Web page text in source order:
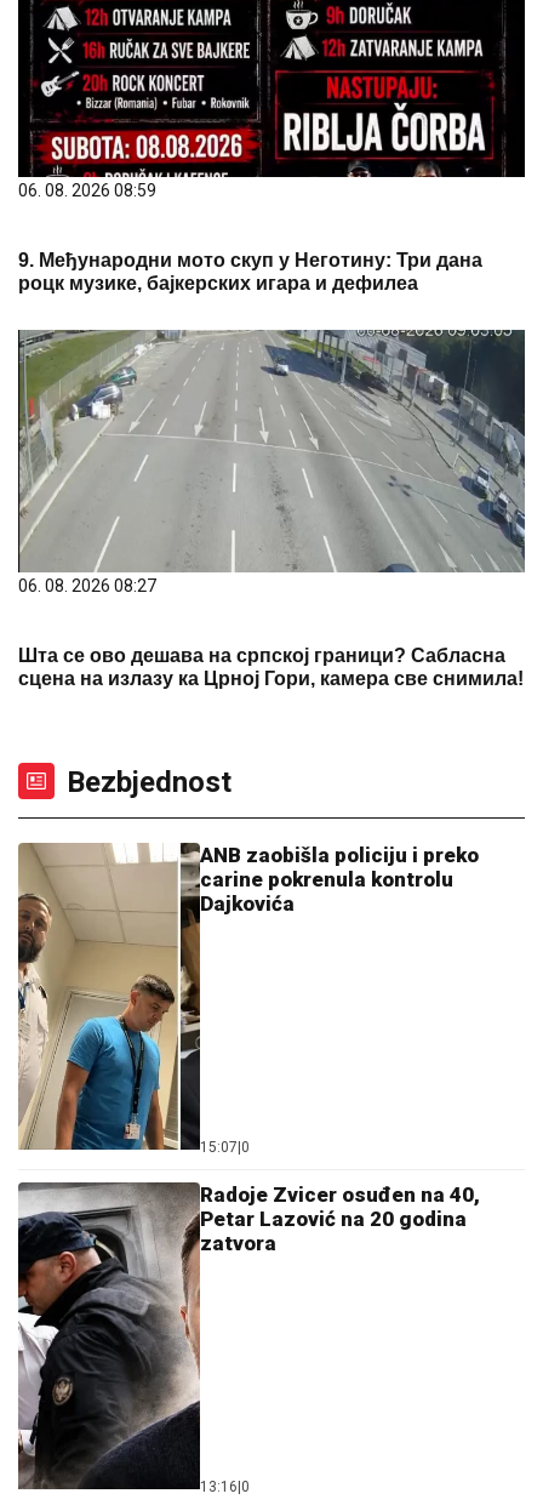
06. 08. 2026 08:59
9. Међународни мото скуп у Неготину: Три дана
роцк музике, бајкерских игара и дефилеа
06. 08. 2026 08:27
Шта се ово дешава на српској граници? Сабласна
сцена на излазу ка Црној Гори, камера све снимила!
Bezbjednost
ANB zaobišla policiju i preko
carine pokrenula kontrolu
Dajkovića
15:07|0
Radoje Zvicer osuđen na 40,
Petar Lazović na 20 godina
zatvora
13:16|0